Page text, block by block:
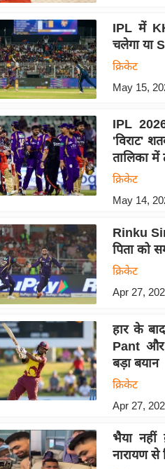
IPL में
चलेगा या
क्रिकेट
May 15,
IPL
'विराट'
तालिका
क्रिकेट
May 14,
Rinku
पिता को
क्रिकेट
Apr 27,
हार के
Pant और
बड़ा बयान
क्रिकेट
Apr 27,
भैया नहीं
नारायण से